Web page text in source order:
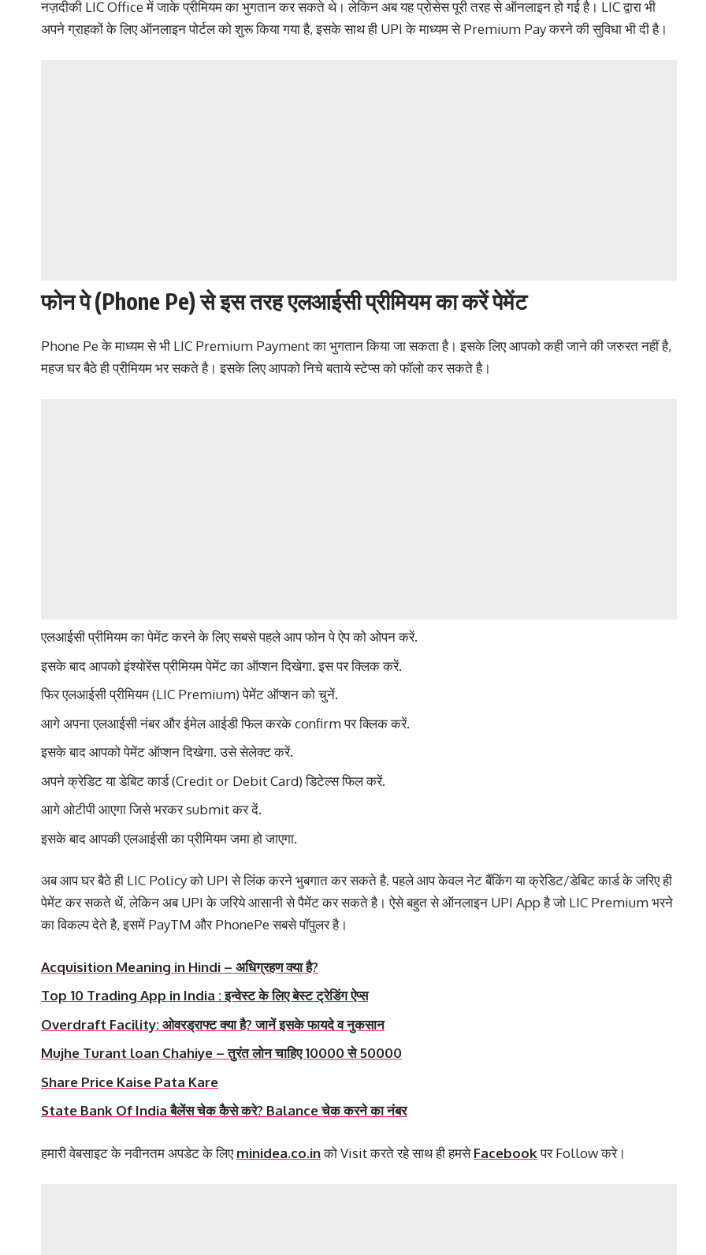
नज़दीकी LIC Office में जाके प्रीमियम का भुगतान कर सकते थे। लेकिन अब यह प्रोसेस पूरी तरह से ऑनलाइन हो गई है। LIC द्वारा भी
अपने ग्राहकों के लिए ऑनलाइन पोर्टल को शुरू किया गया है, इसके साथ ही UPI के माध्यम से Premium Pay करने की सुविधा भी दी है।
फोन पे (Phone Pe) से इस तरह एलआईसी प्रीमियम का करें पेमेंट
Phone Pe के माध्यम से भी LIC Premium Payment का भुगतान किया जा सकता है। इसके लिए आपको कही जाने की जरुरत नहीं है,
महज घर बैठे ही प्रीमियम भर सकते है। इसके लिए आपको निचे बताये स्टेप्स को फॉलो कर सकते है।
एलआईसी प्रीमियम का पेमेंट करने के लिए सबसे पहले आप फोन पे ऐप को ओपन करें.
इसके बाद आपको इंश्योरेंस प्रीमियम पेमेंट का ऑप्शन दिखेगा. इस पर क्लिक करें.
फिर एलआईसी प्रीमियम (LIC Premium) पेमेंट ऑप्शन को चुनें.
आगे अपना एलआईसी नंबर और ईमेल आईडी फिल करके confirm पर क्लिक करें.
इसके बाद आपको पेमेंट ऑप्शन दिखेगा. उसे सेलेक्ट करें.
अपने क्रेडिट या डेबिट कार्ड (Credit or Debit Card) डिटेल्स फिल करें.
आगे ओटीपी आएगा जिसे भरकर submit कर दें.
इसके बाद आपकी एलआईसी का प्रीमियम जमा हो जाएगा.
अब आप घर बैठे ही LIC Policy को UPI से लिंक करने भुबगात कर सकते है. पहले आप केवल नेट बैंकिंग या क्रेडिट/डेबिट कार्ड के जरिए ही
पेमेंट कर सकते थें, लेकिन अब UPI के जरिये आसानी से पैमेंट कर सकते है। ऐसे बहुत से ऑनलाइन UPI App है जो LIC Premium भरने
का विकल्प देते है, इसमें PayTM और PhonePe सबसे पॉपुलर है।
Acquisition Meaning in Hindi – अधिग्रहण क्या है?
Top 10 Trading App in India : इन्वेस्ट के लिए बेस्ट ट्रेडिंग ऐप्स
Overdraft Facility: ओवरड्राफ्ट क्या है? जानें इसके फायदे व नुकसान
Mujhe Turant loan Chahiye – तुरंत लोन चाहिए 10000 से 50000
Share Price Kaise Pata Kare
State Bank Of India बैलेंस चेक कैसे करे? Balance चेक करने का नंबर
हमारी वेबसाइट के नवीनतम अपडेट के लिएminidea.co.inको Visit करते रहे साथ ही हमसेFacebookपर Follow करे।